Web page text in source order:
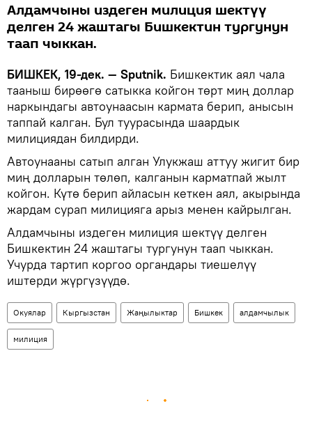
Алдамчыны издеген милиция шектүү
делген 24 жаштагы Бишкектин тургунун
таап чыккан.
БИШКЕК, 19-дек. — Sputnik. Бишкектик аял чала
тааныш бирөөгө сатыкка койгон төрт миң доллар
наркындагы автоунаасын кармата берип, анысын
таппай калган. Бул туурасында шаардык
милициядан билдирди.
Автоунааны сатып алган Улукжаш аттуу жигит бир
миң долларын төлөп, калганын карматпай жылт
койгон. Күтө берип айласын кеткен аял, акырында
жардам сурап милицияга арыз менен кайрылган.
Алдамчыны издеген милиция шектүү делген
Бишкектин 24 жаштагы тургунун таап чыккан.
Учурда тартип коргоо органдары тиешелүү
иштерди жүргүзүүдө.
Окуялар Кыргызстан Жаңылыктар Бишкек алдамчылык
милиция